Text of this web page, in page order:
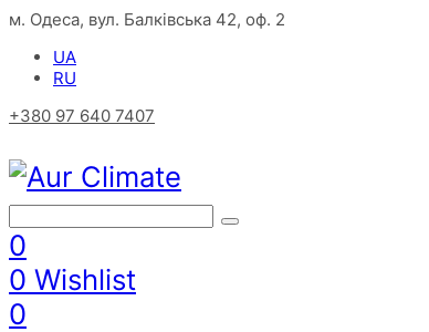
м. Одеса, вул. Балківська 42, оф. 2
UA
RU
+380 97 640 7407
0
0 Wishlist
0